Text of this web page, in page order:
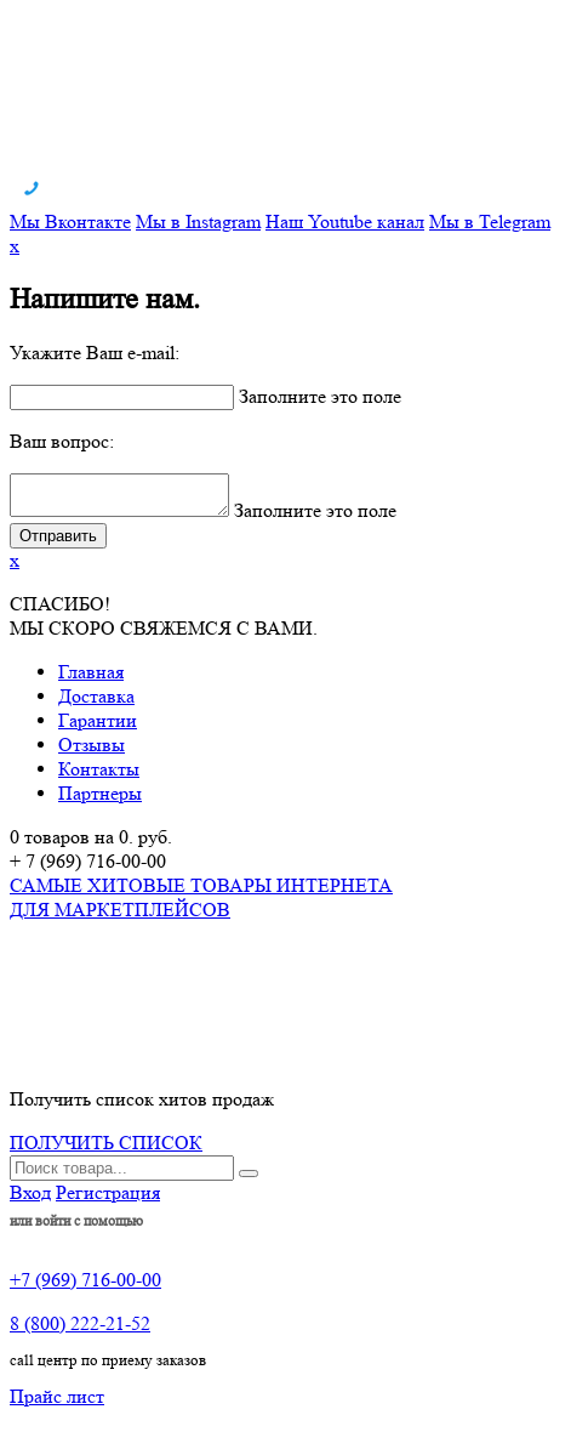
Мы Вконтакте Мы в Instagram Наш Youtube канал Мы в Telegram
x
Напишите нам.
Укажите Ваш e-mail:
Заполните это поле
Ваш вопрос:
Заполните это поле
x
СПАСИБО!
МЫ СКОРО СВЯЖЕМСЯ С ВАМИ.
Главная
Доставка
Гарантии
Отзывы
Контакты
Партнеры
0 товаров на 0. руб.
+ 7 (969) 716-00-00
САМЫЕ ХИТОВЫЕ ТОВАРЫ ИНТЕРНЕТА
ДЛЯ МАРКЕТПЛЕЙСОВ
Получить список хитов продаж
ПОЛУЧИТЬ СПИСОК
Вход Регистрация
или войти с помощью
+7 (969) 716-00-00
8 (800) 222-21-52
call центр по приему заказов
Прайс лист